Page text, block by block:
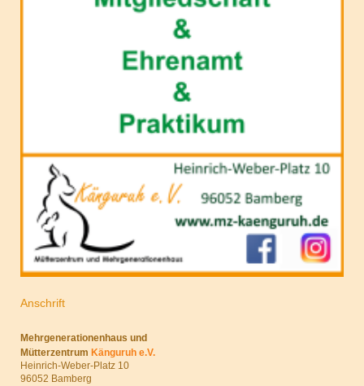
Anschrift
Mehrgenerationenhaus und
Mütterzentrum Känguruh e.V.
Heinrich-Weber-Platz 10
96052 Bamberg